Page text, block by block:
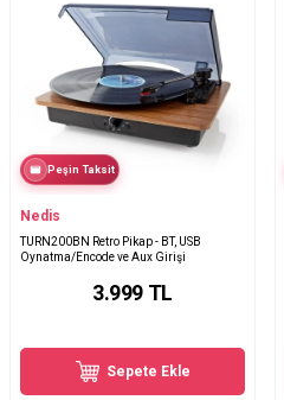
Peşin Taksit
Nedis
TURN200BN Retro Pikap - BT, USB
Oynatma/Encode ve Aux Girişi
3.999 TL
Sepete Ekle